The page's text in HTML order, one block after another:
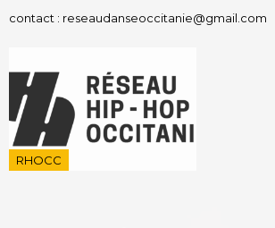
​contact : reseaudanseoccitanie@gmail.com
RHOCC